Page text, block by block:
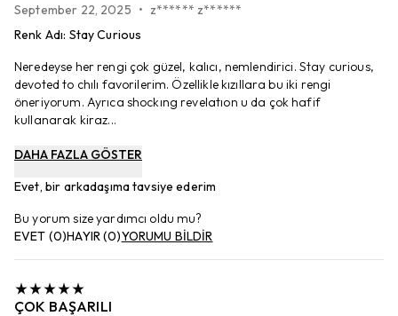
September 22, 2025 • z****** z******
Renk Adı: Stay Curious
Neredeyse her rengi çok güzel, kalıcı, nemlendirici. Stay curious,
devoted to chılı favorilerim. Özellikle kızıllara bu iki rengi
öneriyorum. Ayrıca shockıng revelatıon u da çok hafif
kullanarak kiraz...
DAHA FAZLA GÖSTER
Evet, bir arkadaşıma tavsiye ederim
Bu yorum size yardımcı oldu mu?
EVET (0)HAYIR(0)YORUMU BİLDİR
ÇOK BAŞARILI